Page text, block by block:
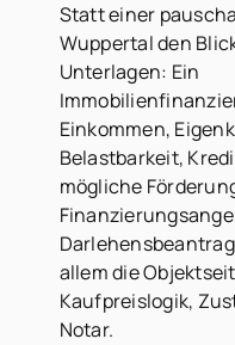
Statt einer
Wuppertal den
Unterlagen: Ein
Einkommen,
Belastbarkeit,
mögliche
allem die
Kaufpreislogik,
Notar.